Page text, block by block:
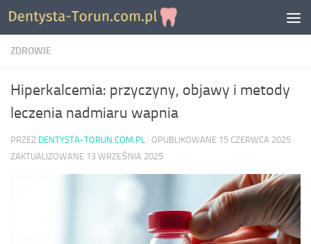
Skip to content
ZDROWIE
Hiperkalcemia: przyczyny, objawy i metody
leczenia nadmiaru wapnia
PRZEZ DENTYSTA-TORUN.COM.PL · OPUBLIKOWANE 15 CZERWCA 2025 ·
ZAKTUALIZOWANE 13 WRZEŚNIA 2025